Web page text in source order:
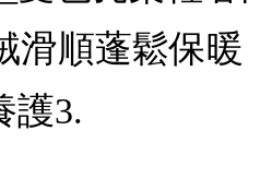
滑順蓬鬆保
護3.